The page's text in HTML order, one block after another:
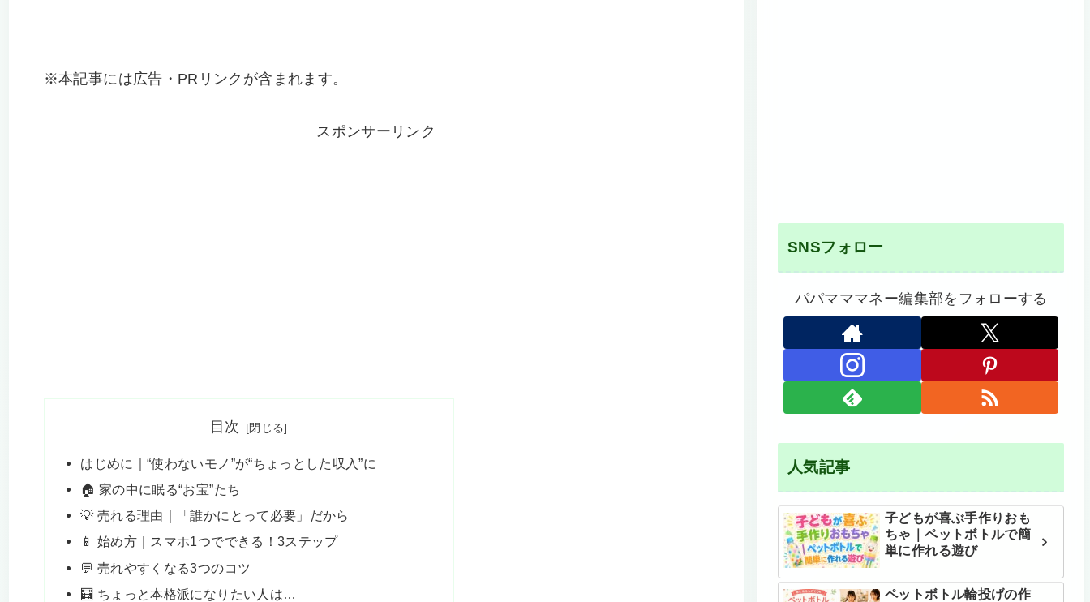
※本記事には広告・PRリンクが含まれます。
スポンサーリンク
目次
はじめに｜“使わないモノ”が“ちょっとした収入”に
🏠 家の中に眠る“お宝”たち
💡 売れる理由｜「誰かにとって必要」だから
📱 始め方｜スマホ1つでできる！3ステップ
💬 売れやすくなる3つのコツ
🧮 ちょっと本格派になりたい人は…
SNSフォロー
パパマママネー編集部をフォローする
人気記事
子どもが喜ぶ手作りおも
ちゃ｜ペットボトルで簡
単に作れる遊び
ペットボトル輪投げの作